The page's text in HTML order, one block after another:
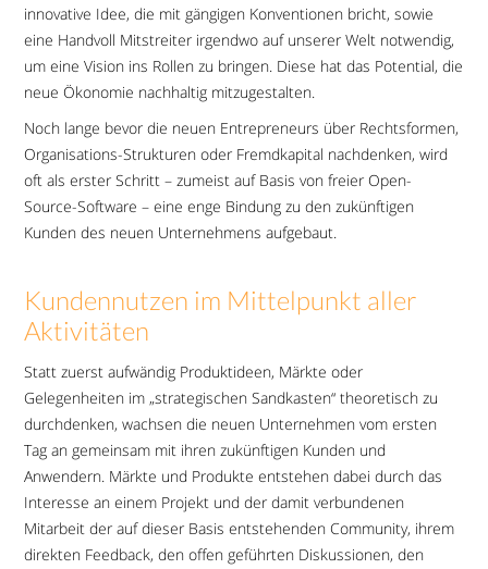
innovative Idee, die mit gängigen Konventionen bricht, sowie
eine Handvoll Mitstreiter irgendwo auf unserer Welt notwendig,
um eine Vision ins Rollen zu bringen. Diese hat das Potential, die
neue Ökonomie nachhaltig mitzugestalten.
Noch lange bevor die neuen Entrepreneurs über Rechtsformen,
Organisations-Strukturen oder Fremdkapital nachdenken, wird
oft als erster Schritt – zumeist auf Basis von freier Open-
Source-Software – eine enge Bindung zu den zukünftigen
Kunden des neuen Unternehmens aufgebaut.
Kundennutzen im Mittelpunkt aller
Aktivitäten
Statt zuerst aufwändig Produktideen, Märkte oder
Gelegenheiten im „strategischen Sandkasten“ theoretisch zu
durchdenken, wachsen die neuen Unternehmen vom ersten
Tag an gemeinsam mit ihren zukünftigen Kunden und
Anwendern. Märkte und Produkte entstehen dabei durch das
Interesse an einem Projekt und der damit verbundenen
Mitarbeit der auf dieser Basis entstehenden Community, ihrem
direkten Feedback, den offen geführten Diskussionen, den